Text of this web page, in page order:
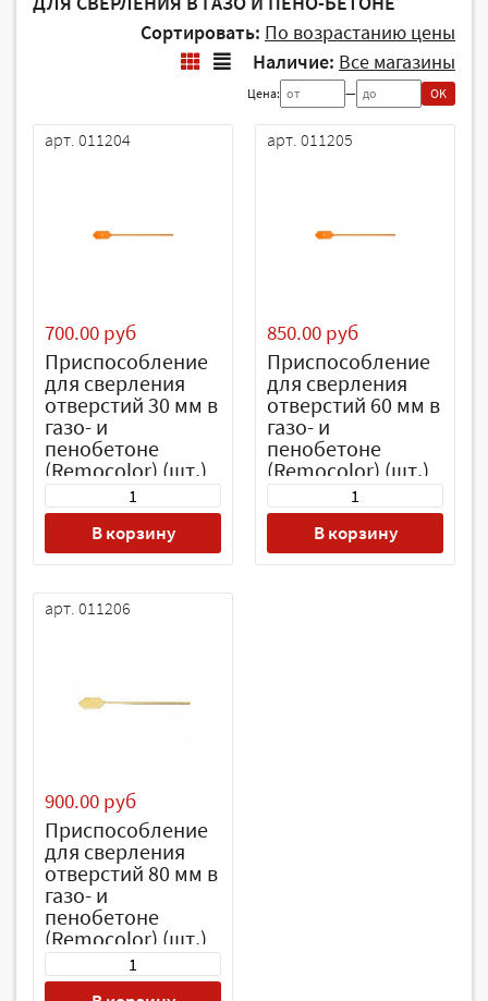
Сортировать: По возрастанию цены
Наличие: Все магазины
Цена: — OK
арт. 011204
700.00 руб
Приспособление
для сверления
отверстий 30 мм в
газо- и
пенобетоне
(Remocolor) (шт.)
В корзину
арт. 011205
850.00 руб
Приспособление
для сверления
отверстий 60 мм в
газо- и
пенобетоне
(Remocolor) (шт.)
В корзину
арт. 011206
900.00 руб
Приспособление
для сверления
отверстий 80 мм в
газо- и
пенобетоне
(Remocolor) (шт.)